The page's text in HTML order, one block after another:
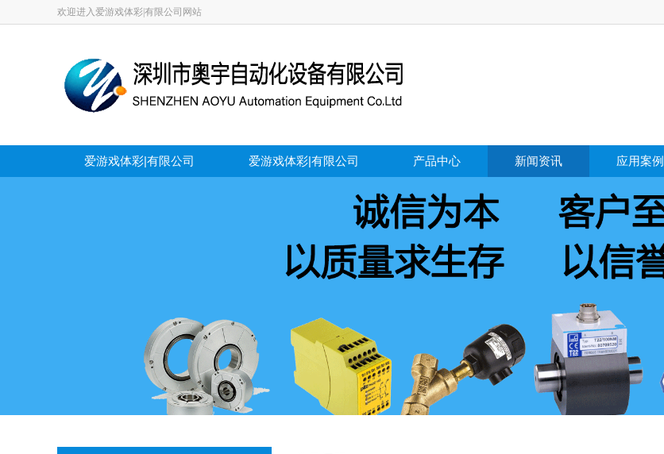
欢迎进入爱游戏体彩|有限公司网站
爱游戏体彩|有限公司 爱游戏体彩|有限公司 产品中心 新闻资讯 应用案例